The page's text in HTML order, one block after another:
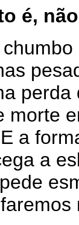
é,
morte
a
a